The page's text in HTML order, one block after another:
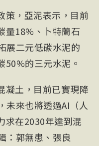
策，亞泥表示，目前
量18%、卜特蘭石
展二元低碳水泥的
50%的三元水泥。
凝土，目前已實現降
未來也將透過AI（人
求在2030年達到混
：郭無患、張良